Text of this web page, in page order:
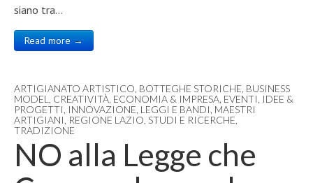
siano tra…
Read more →
ARTIGIANATO ARTISTICO BOTTEGHE STORICHE BUSINESS
MODEL
CREATIVITÀ ECONOMIA & IMPRESA EVENTI IDEE &
PROGETTI INNOVAZIONE LEGGI E BANDI MAESTRI
ARTIGIANI REGIONE LAZIO STUDI E RICERCHE
TRADIZIONE
NO alla Legge che